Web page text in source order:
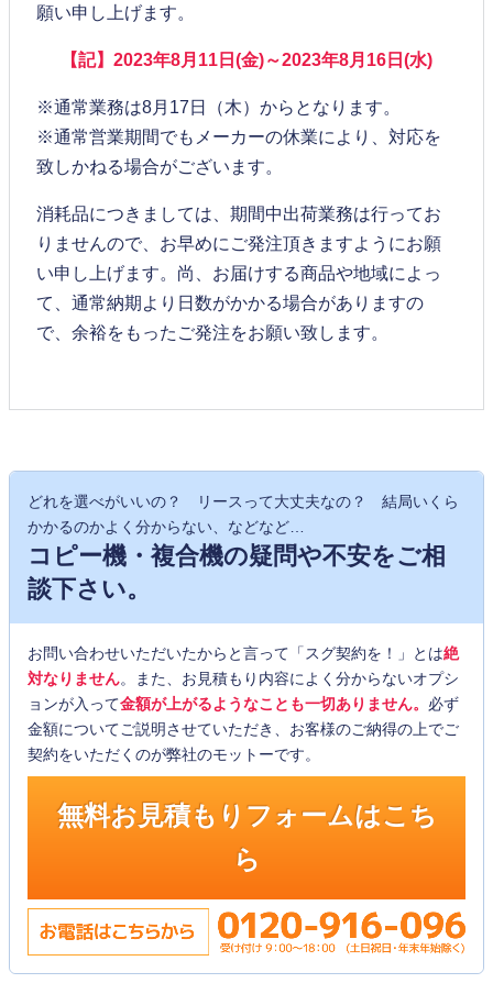
願い申し上げます。
【記】2023年8月11日(金)～2023年8月16日(水)
※通常業務は8月17日（木）からとなります。
※通常営業期間でもメーカーの休業により、対応を
致しかねる場合がございます。
消耗品につきましては、期間中出荷業務は行ってお
りませんので、お早めにご発注頂きますようにお願
い申し上げます。尚、お届けする商品や地域によっ
て、通常納期より日数がかかる場合がありますの
で、余裕をもったご発注をお願い致します。
どれを選べがいいの？ リースって大丈夫なの？ 結局いくら
かかるのかよく分からない、などなど…
コピー機・複合機の疑問や不安をご相
談下さい。
お問い合わせいただいたからと言って「スグ契約を！」とは絶
対なりません。また、お見積もり内容によく分からないオプシ
ョンが入って金額が上がるようなことも一切ありません。 必ず
金額についてご説明させていただき、お客様のご納得の上でご
契約をいただくのが弊社のモットーです。
無料お見積もりフォームはこち
ら